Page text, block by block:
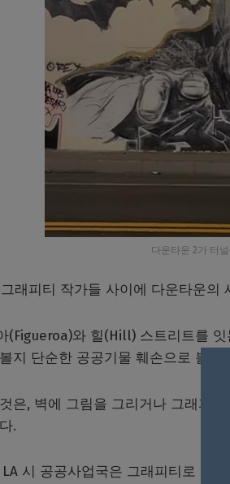
다운타운 2가 터
래피티 작가들 사이에 다운타운의
(Figueroa)와 힐(Hill) 스트리트를
지 단순한 공공기물 훼손으로 볼지
은, 벽에 그림을 그리거나 그래피
.
시 공공사업국은 그래피티로 가